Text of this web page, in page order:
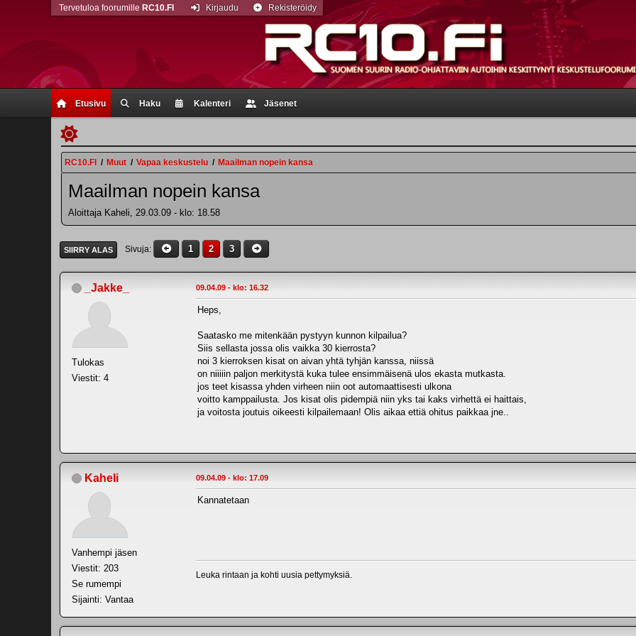
Etusivu Haku Kalenteri Jäsenet
Tervetuloa foorumille RC10.FI Kirjaudu Rekisteröidy
RC10.FI / Muut / Vapaa keskustelu / Maailman nopein kansa
Maailman nopein kansa
Aloittaja Kaheli, 29.03.09 - klo: 18.58
SIIRRY ALAS Sivuja 1 2 3
_Jakke_
Tulokas
Viestit: 4
09.04.09 - klo: 16.32
Heps,
Saatasko me mitenkään pystyyn kunnon kilpailua?
Siis sellasta jossa olis vaikka 30 kierrosta?
noi 3 kierroksen kisat on aivan yhtä tyhjän kanssa, niissä
on niiiiin paljon merkitystä kuka tulee ensimmäisenä ulos ekasta mutkasta.
jos teet kisassa yhden virheen niin oot automaattisesti ulkona
voitto kamppailusta. Jos kisat olis pidempiä niin yks tai kaks virhettä ei haittais,
ja voitosta joutuis oikeesti kilpailemaan! Olis aikaa ettiä ohitus paikkaa jne..
Kaheli
Vanhempi jäsen
Viestit: 203
Se rumempi
Sijainti: Vantaa
09.04.09 - klo: 17.09
Kannatetaan
Leuka rintaan ja kohti uusia pettymyksiä.